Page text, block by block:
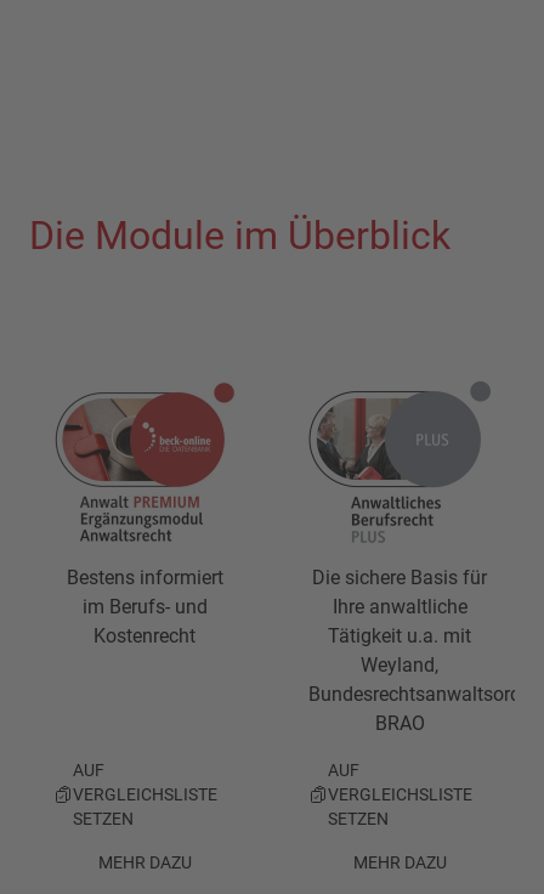
Die Module im Überblick
Bestens informiert
im Berufs- und
Kostenrecht
AUF
VERGLEICHSLISTE
SETZEN
MEHR DAZU
Die sichere Basis für
Ihre anwaltliche
Tätigkeit u.a. mit
Weyland,
BRAO
AUF
VERGLEICHSLISTE
SETZEN
MEHR DAZU